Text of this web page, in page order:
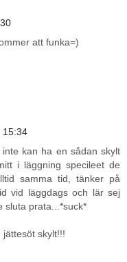
att funka=)
15:34
kan ha en sådan skylt
i läggning specileet de
samma tid, tänker på
vid läggdags och lär sej
sluta prata...*suck*
skylt!!!